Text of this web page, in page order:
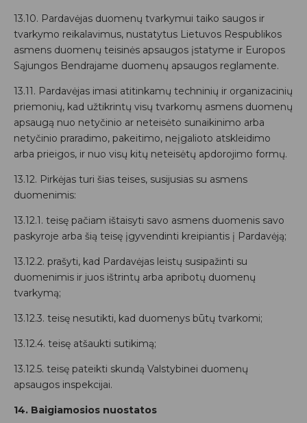
13.10. Pardavėjas duomenų tvarkymui taiko saugos ir
tvarkymo reikalavimus, nustatytus Lietuvos Respublikos
asmens duomenų teisinės apsaugos įstatyme ir Europos
Sąjungos Bendrajame duomenų apsaugos reglamente.
13.11. Pardavėjas imasi atitinkamų techninių ir organizacinių
priemonių, kad užtikrintų visų tvarkomų asmens duomenų
apsaugą nuo netyčinio ar neteisėto sunaikinimo arba
netyčinio praradimo, pakeitimo, neįgalioto atskleidimo
arba prieigos, ir nuo visų kitų neteisėtų apdorojimo formų.
13.12. Pirkėjas turi šias teises, susijusias su asmens
duomenimis:
13.12.1. teisę pačiam ištaisyti savo asmens duomenis savo
paskyroje arba šią teisę įgyvendinti kreipiantis į Pardavėją;
13.12.2. prašyti, kad Pardavėjas leistų susipažinti su
duomenimis ir juos ištrintų arba apribotų duomenų
tvarkymą;
13.12.3. teisę nesutikti, kad duomenys būtų tvarkomi;
13.12.4. teisę atšaukti sutikimą;
13.12.5. teisę pateikti skundą Valstybinei duomenų
apsaugos inspekcijai.
14. Baigiamosios nuostatos